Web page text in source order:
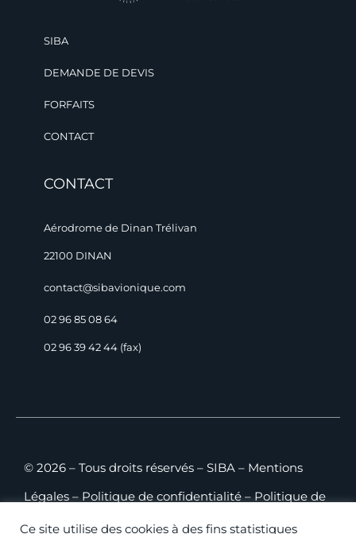
SIBA
DEMANDE DE DEVIS
FORFAITS
CONTACT
CONTACT
Aérodrome de Dinan Trélivan
22100 DINAN
contact@sibavionique.com
02 96 85 08 64
02 96 39 42 44 (fax)
© 2026 – Tous droits réservés – SIBA – Mentions
Légales – Politique de confidentialité – Politique de
cookies –Plan du site–CGV B2C– CGV B2B
Ce site utilise des cookies à des fins statistiques